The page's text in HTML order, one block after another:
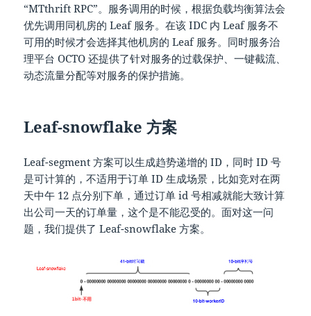
“MTthrift RPC”。服务调用的时候，根据负载均衡算法会
优先调用同机房的 Leaf 服务。在该 IDC 内 Leaf 服务不
可用的时候才会选择其他机房的 Leaf 服务。同时服务治
理平台 OCTO 还提供了针对服务的过载保护、一键截流、
动态流量分配等对服务的保护措施。
Leaf-snowflake 方案
Leaf-segment 方案可以生成趋势递增的 ID，同时 ID 号
是可计算的，不适用于订单 ID 生成场景，比如竞对在两
天中午 12 点分别下单，通过订单 id 号相减就能大致计算
出公司一天的订单量，这个是不能忍受的。面对这一问
题，我们提供了 Leaf-snowflake 方案。